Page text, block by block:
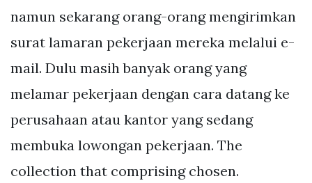
namun sekarang orang-orang mengirimkan
surat lamaran pekerjaan mereka melalui e-
mail. Dulu masih banyak orang yang
melamar pekerjaan dengan cara datang ke
perusahaan atau kantor yang sedang
membuka lowongan pekerjaan. The
collection that comprising chosen.